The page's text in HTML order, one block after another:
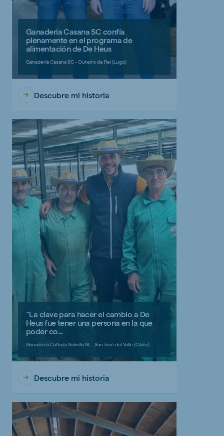
Ganadería Casana SC confía
plenamente en el programa de
alimentación de De Heus
Ganadería Casana SC - Outeiro de Rei (Lugo)
Descubre mi historia
“La clave para hacer el cambio a De
Heus fue tener una persona en la que
poder co...
Ganadería Cañada Salinilla SL - San José del Valle (Cádiz)
Descubre mi historia